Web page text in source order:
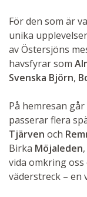
För den som är
unika
av Östersjöns
havsfyrar som
Svenska Björn,
På hemresan
passerar flera
Tjärven och
Birka Möjaleden
vida omkring
väderstreck – en